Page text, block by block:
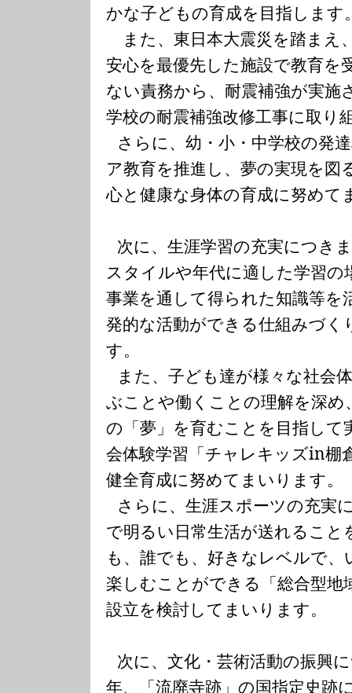
かな子どもの育成を目指します
また、東日本大震災を踏まえ
安心を最優先した施設で教育を
ない責務から、耐震補強が実施
学校の耐震補強改修工事に取り
さらに、幼・小・中学校の発
ア教育を推進し、夢の実現を図
心と健康な身体の育成に努めて
次に、生涯学習の充実につき
スタイルや年代に適した学習の
事業を通して得られた知識等を
発的な活動ができる仕組みづ
す。
また、子ども達が様々な社会
ぶことや働くことの理解を深め
の「夢」を育むことを目指して
会体験学習「チャレキッズin棚
健全育成に努めてまいります。
さらに、生涯スポーツの充実
で明るい日常生活が送れること
も、誰でも、好きなレベルで
楽しむことができる「総合型
設立を検討してまいります。
次に、文化・芸術活動の振興
年、「流廃寺跡」の国指定史跡